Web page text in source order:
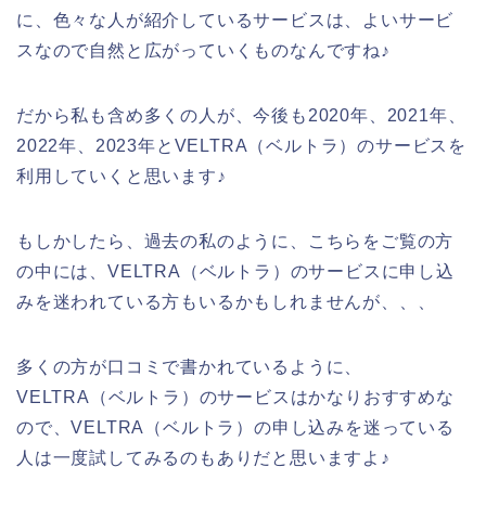
に、色々な人が紹介しているサービスは、よいサービ
スなので自然と広がっていくものなんですね♪
だから私も含め多くの人が、今後も2020年、2021年、
2022年、2023年とVELTRA（ベルトラ）のサービスを
利用していくと思います♪
もしかしたら、過去の私のように、こちらをご覧の方
の中には、VELTRA（ベルトラ）のサービスに申し込
みを迷われている方もいるかもしれませんが、、、
多くの方が口コミで書かれているように、
VELTRA（ベルトラ）のサービスはかなりおすすめな
ので、VELTRA（ベルトラ）の申し込みを迷っている
人は一度試してみるのもありだと思いますよ♪